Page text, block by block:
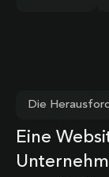
Die
Eine